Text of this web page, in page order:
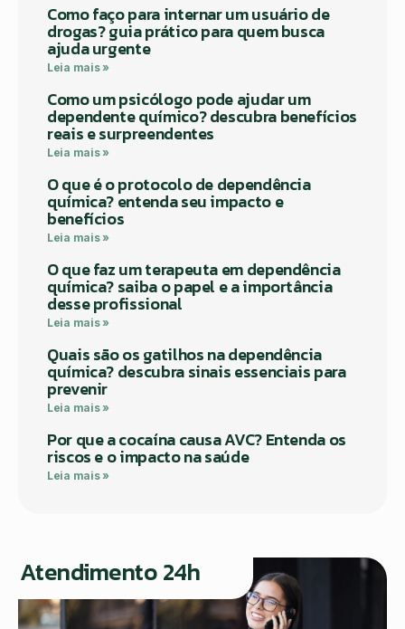
Como faço para internar um usuário de
drogas? guia prático para quem busca
ajuda urgente
Leia mais »
Como um psicólogo pode ajudar um
dependente químico? descubra benefícios
reais e surpreendentes
Leia mais »
O que é o protocolo de dependência
química? entenda seu impacto e
benefícios
Leia mais »
O que faz um terapeuta em dependência
química? saiba o papel e a importância
desse profissional
Leia mais »
Quais são os gatilhos na dependência
química? descubra sinais essenciais para
prevenir
Leia mais »
Por que a cocaína causa AVC? Entenda os
riscos e o impacto na saúde
Leia mais »
Atendimento 24h